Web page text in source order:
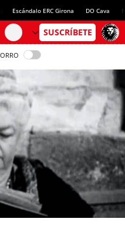
Escándalo ERC Girona DO Cava